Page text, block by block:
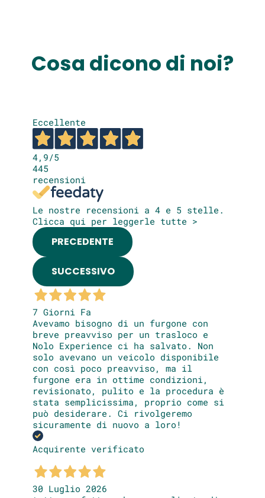
Cosa dicono di noi?
Eccellente
4,9/5
445
recensioni
Le nostre recensioni a 4 e 5 stelle.
Clicca qui per leggerle tutte >
PRECEDENTE
SUCCESSIVO
7 Giorni Fa
Avevamo bisogno di un furgone con
breve preavviso per un trasloco e
Nolo Experience ci ha salvato. Non
solo avevano un veicolo disponibile
con così poco preavviso, ma il
furgone era in ottime condizioni,
revisionato, pulito e la procedura è
stata semplicissima, proprio come si
può desiderare. Ci rivolgeremo
sicuramente di nuovo a loro!
Acquirente verificato
30 Luglio 2026